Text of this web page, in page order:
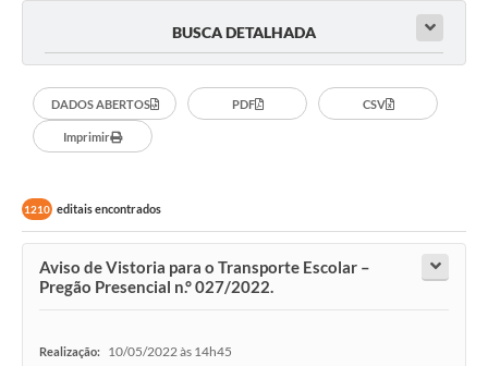
BUSCA DETALHADA
DADOS ABERTOS PDF CSV
Imprimir
1210 editais encontrados
Aviso de Vistoria para o Transporte Escolar –
Pregão Presencial n.° 027/2022.
Realização: 10/05/2022 às 14h45